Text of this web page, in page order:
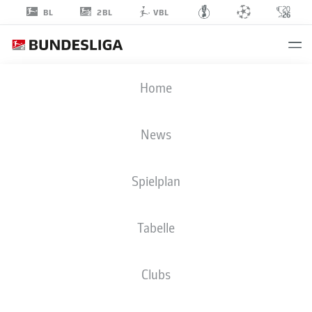
BL 2BL VBL
Home
News
Spielplan
Tabelle
Clubs